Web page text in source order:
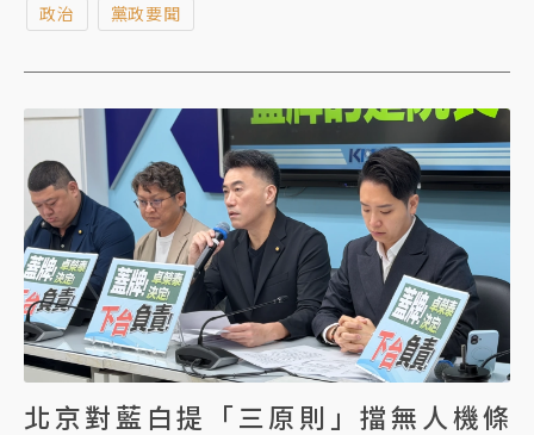
辦今（17）日又再發出新聞稿稱，對馬以南聲明感到非
的基金會有所誤解，基金會方面將盡力溝通，盼化解誤
會、讓馬家人共同支持馬前總統做的所有決定。
政治 黨政要聞
北京對藍白提「三原則」擋無人機條